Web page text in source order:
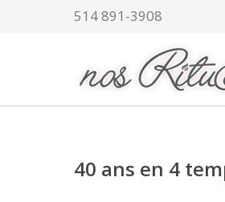
514 891-3908
40 ans en 4